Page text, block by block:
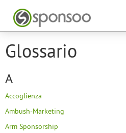
Glossario
A
Accoglienza
Ambush-Marketing
Arm Sponsorship